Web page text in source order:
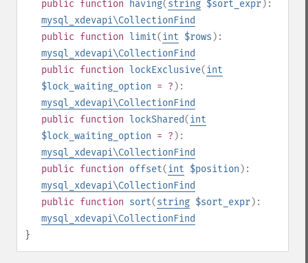
public function having(string $sort_expr):
mysql_xdevapi\CollectionFind
public function limit(int $rows ):
mysql_xdevapi\CollectionFind
public function lockExclusive(int
$lock_waiting_option = ? ):
mysql_xdevapi\CollectionFind
public function lockShared(int
$lock_waiting_option = ? ):
mysql_xdevapi\CollectionFind
public function offset(int $position ):
mysql_xdevapi\CollectionFind
public function sort(string $sort_expr):
mysql_xdevapi\CollectionFind
}